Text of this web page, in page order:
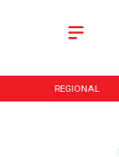
REGIONAL